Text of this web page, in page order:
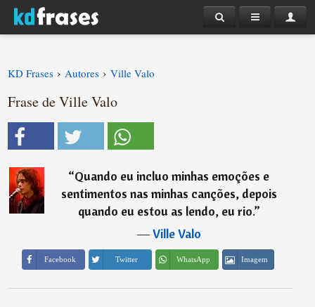
KD Frases › Autores › Ville Valo
Frase de Ville Valo
“Quando eu incluo minhas emoções e
sentimentos nas minhas canções, depois
quando eu estou as lendo, eu rio.”
―Ville Valo
Facebook Twitter WhatsApp Imagem